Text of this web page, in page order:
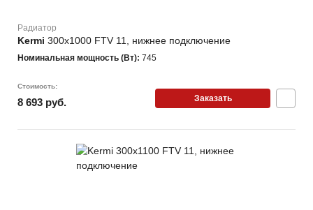
Радиатор
Kermi 300х1000 FTV 11, нижнее подключение
Номинальная мощность (Вт): 745
Стоимость:
8 693 руб. Заказать